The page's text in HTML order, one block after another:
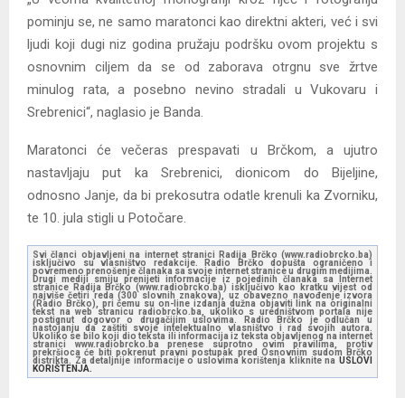
pominju se, ne samo maratonci kao direktni akteri, već i svi
ljudi koji dugi niz godina pružaju podršku ovom projektu s
osnovnim ciljem da se od zaborava otrgnu sve žrtve
minulog rata, a posebno nevino stradali u Vukovaru i
Srebrenici“, naglasio je Banda.
Maratonci će večeras prespavati u Brčkom, a ujutro
nastavljaju put ka Srebrenici, dionicom do Bijeljine,
odnosno Janje, da bi prekosutra odatle krenuli ka Zvorniku,
te 10. jula stigli u Potočare.
Svi članci objavljeni na internet stranici Radija Brčko (www.radiobrcko.ba)
isključivo su vlasništvo redakcije. Radio Brčko dopušta ograničeno i
povremeno prenošenje članaka sa svoje internet stranice u drugim medijima.
Drugi mediji smiju prenijeti informacije iz pojedinih članaka sa Internet
stranice Radija Brčko (www.radiobrcko.ba) isključivo kao kratku vijest od
najviše četiri reda (300 slovnih znakova), uz obavezno navođenje izvora
(Radio Brčko), pri čemu su on-line izdanja dužna objaviti link na originalni
tekst na web stranicu radiobrcko.ba, ukoliko s uredništvom portala nije
postignut dogovor o drugačijim uslovima. Radio Brčko je odlučan u
nastojanju da zaštiti svoje intelektualno vlasništvo i rad svojih autora.
Ukoliko se bilo koji dio teksta ili informacija iz teksta objavljenog na internet
stranici www.radiobrcko.ba prenese suprotno ovim pravilima, protiv
prekršioca će biti pokrenut pravni postupak pred Osnovnim sudom Brčko
distrikta. Za detaljnije informacije o uslovima korištenja kliknite na USLOVI
KORIŠTENJA.